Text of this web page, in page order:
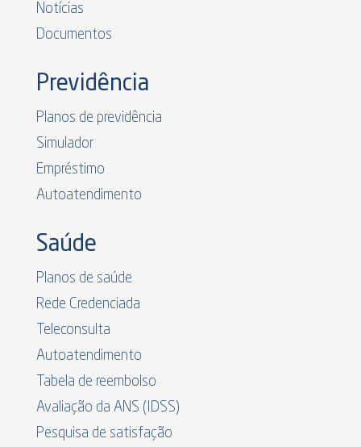
Notícias
Documentos
Previdência
Planos de previdência
Simulador
Empréstimo
Autoatendimento
Saúde
Planos de saúde
Rede Credenciada
Teleconsulta
Autoatendimento
Tabela de reembolso
Avaliação da ANS (IDSS)
Pesquisa de satisfação